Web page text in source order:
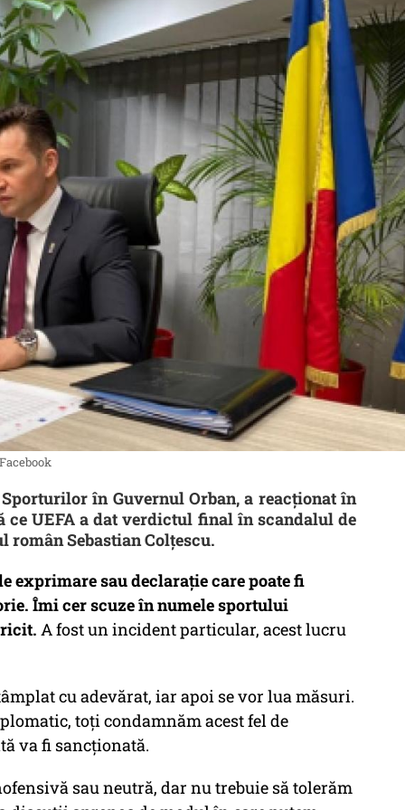
în Guvernul Orban, a reacţionat în
ce UEFA a dat verdictul final în scandalul de
Sebastian Colţescu.
exprimare sau declaraţie care poate fi
Îmi cer scuze în numele sportului
A fost un incident particular, acest lucru
cu adevărat, iar apoi se vor lua măsuri.
toţi condamnăm acest fel de
va fi sancţionată.
sau neutră, dar nu trebuie să tolerăm